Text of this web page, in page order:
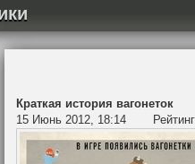
Краткая история вагонеток
15 Июнь 2012, 18:14